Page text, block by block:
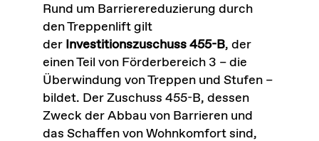
Rund um Barrierereduzierung durch
den Treppenlift gilt
der Investitionszuschuss 455-B, der
einen Teil von Förderbereich 3 – die
Überwindung von Treppen und Stufen –
bildet. Der Zuschuss 455-B, dessen
Zweck der Abbau von Barrieren und
das Schaffen von Wohnkomfort sind,